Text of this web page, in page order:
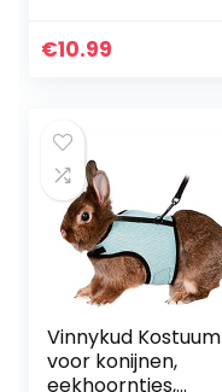
Mode Hagedis
€10.99
Vinnykud Kostuum
voor konijnen,
eekhoorntjes,